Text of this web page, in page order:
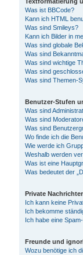
Was ist BBCode?
Kann ich HTML
Was sind Smileys?
Kann ich Bilder in
Was sind globale
Was sind
Was sind wichtige
Was sind
Was sind Themen-
Benutzer-Stufen
Was sind
Was sind
Was sind
Wo finde ich die
Wie werde ich
Weshalb werden
Was ist eine
Was bedeutet der
Private
Ich kann keine
Ich bekomme
Ich habe eine
Freunde und
Wozu benötige ich